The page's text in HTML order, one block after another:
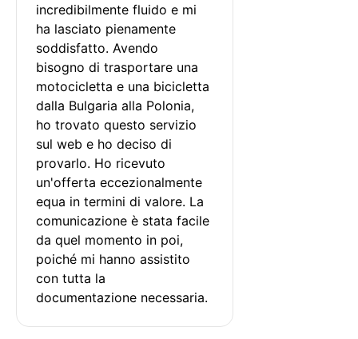
incredibilmente fluido e mi
ha lasciato pienamente
soddisfatto. Avendo
bisogno di trasportare una
motocicletta e una bicicletta
dalla Bulgaria alla Polonia,
ho trovato questo servizio
sul web e ho deciso di
provarlo. Ho ricevuto
un'offerta eccezionalmente
equa in termini di valore. La
comunicazione è stata facile
da quel momento in poi,
poiché mi hanno assistito
con tutta la
documentazione necessaria.